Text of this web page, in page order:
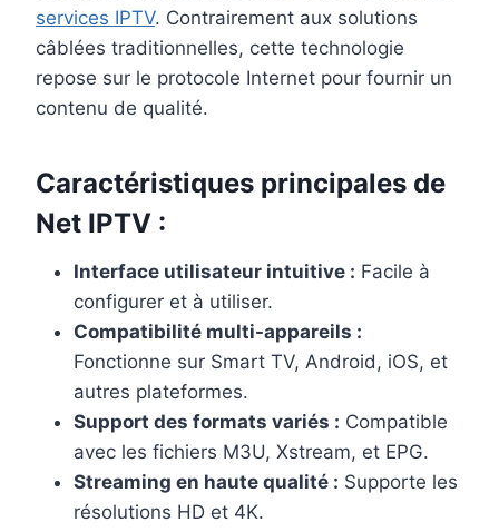
services IPTV. Contrairement aux solutions
câblées traditionnelles, cette technologie
repose sur le protocole Internet pour fournir un
contenu de qualité.
Caractéristiques principales de
Net IPTV :
Interface utilisateur intuitive : Facile à
configurer et à utiliser.
Compatibilité multi-appareils :
Fonctionne sur Smart TV, Android, iOS, et
autres plateformes.
Support des formats variés : Compatible
avec les fichiers M3U, Xstream, et EPG.
Streaming en haute qualité : Supporte les
résolutions HD et 4K.